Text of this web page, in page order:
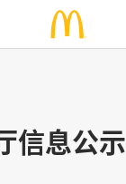
信息公示